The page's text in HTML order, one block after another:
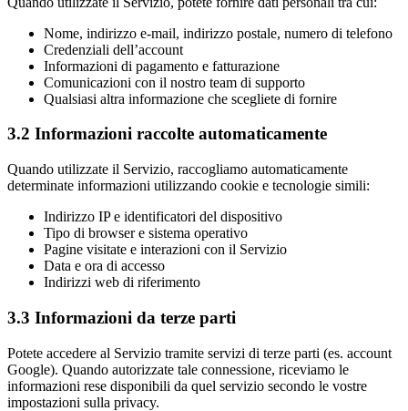
Nome, indirizzo e-mail, indirizzo postale, numero di telefono
Credenziali dell’account
Informazioni di pagamento e fatturazione
Comunicazioni con il nostro team di supporto
Qualsiasi altra informazione che scegliete di fornire
3.2 Informazioni raccolte automaticamente
Quando utilizzate il Servizio, raccogliamo automaticamente
determinate informazioni utilizzando cookie e tecnologie simili:
Indirizzo IP e identificatori del dispositivo
Tipo di browser e sistema operativo
Pagine visitate e interazioni con il Servizio
Data e ora di accesso
Indirizzi web di riferimento
3.3 Informazioni da terze parti
Potete accedere al Servizio tramite servizi di terze parti (es. account
Google). Quando autorizzate tale connessione, riceviamo le
informazioni rese disponibili da quel servizio secondo le vostre
impostazioni sulla privacy.